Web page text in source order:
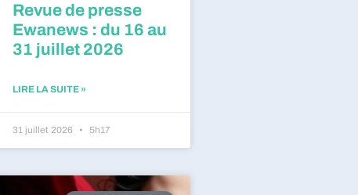
Revue de presse
Ewanews : du 16 au
31 juillet 2026
LIRE LA SUITE »
31 juillet 2026 5h17